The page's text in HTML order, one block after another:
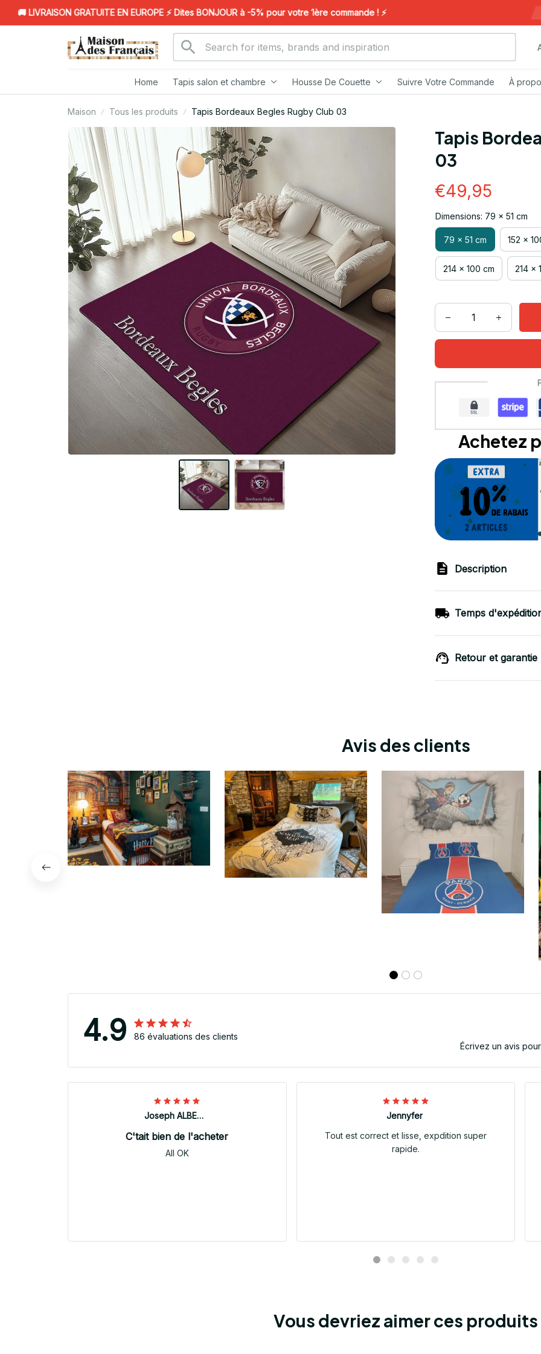
🚚 LIVRAISON GRATUITE EN EUROPE ⚡️ Dites BONJOUR à -5% pour votre 1ère commande ! ⚡️
Home Tapis salon et chambre Housse De Couette Suivre Votre Commande À
Maison Tous les produits Tapis Bordeaux Begles Rugby Club 03
Tapis
03
€49,95
Dimensions: 79 x 51 cm
79 x 51 cm 152 x
214 x 100 cm 214 x
Achetez
Description
Temps
Retour et garantie
Avis des clients
4.9
86 évaluations des clients
Écrivez un avis
Joseph ALBERTINI
C'tait bien de l'acheter
All OK
Jennyfer
Tout est correct et lisse, expdition super
rapide.
Vous devriez aimer ces produits